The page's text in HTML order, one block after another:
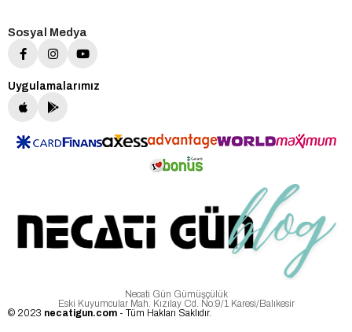
Sosyal Medya
Uygulamalarımız
Necati Gün Gümüşçülük
Eski Kuyumcular Mah. Kızılay Cd. No:9/1 Karesi/Balıkesir
© 2023 necatigun.com - Tüm Hakları Saklıdır.